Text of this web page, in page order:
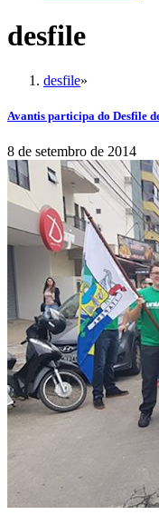
desfile
desfile»
Avantis participa do Desfile
8 de setembro de 2014